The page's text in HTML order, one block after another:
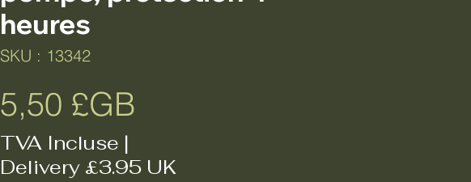
heures
SKU : 13342
5,50 £GB
TVA Incluse |
Delivery £3.95 UK